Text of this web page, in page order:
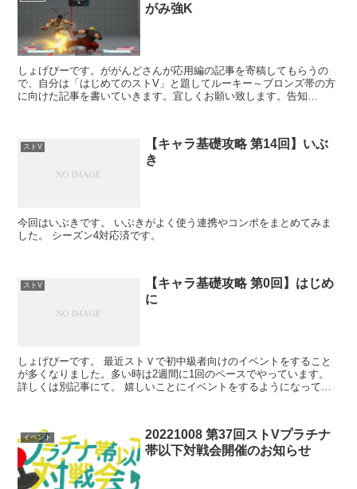
がみ強K
しょげぴーです。ががんどさんが応用編の記事を寄稿してもらうの
で、自分は「はじめてのストV」と題してルーキー～ブロンズ帯の方
に向けた記事を書いていきます。宜しくお願い致します。告知
ストV
【キャラ基礎攻略 第14回】いぶ
き
今回はいぶきです。 いぶきがよく使う連携やコンボをまとめてみま
した。 シーズン4対応済です。
ストV
【キャラ基礎攻略 第0回】はじめ
に
しょげぴーです。 最近ストＶで初中級者向けのイベントをすること
が多くなりました。多い時は2週間に1回のペースでやっています。
詳しくは別記事にて。 嬉しいことにイベントをするようになってか
イベント
20221008 第37回ストVプラチナ
帯以下対戦会開催のお知らせ